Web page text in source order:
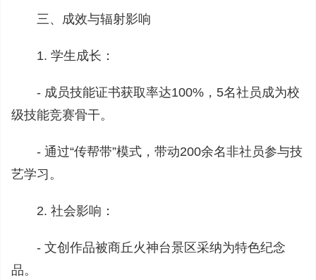
三、成效与辐射影响
1. 学生成长：
- 成员技能证书获取率达100%，5名社员成为校
级技能竞赛骨干。
- 通过“传帮带”模式，带动200余名非社员参与技
艺学习。
2. 社会影响：
- 文创作品被商丘火神台景区采纳为特色纪念
品。